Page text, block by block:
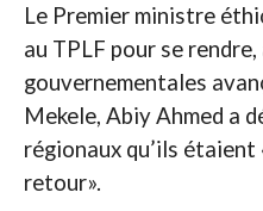
Le Premier ministre
au TPLF pour se
gouvernementales
Mekele, Abiy Ahmed a
régionaux qu’ils étaient
retour».